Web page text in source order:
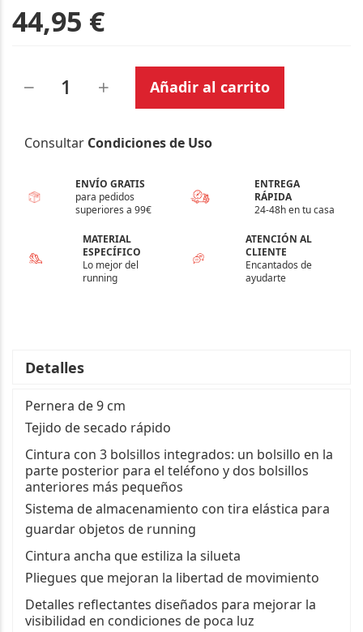
44,95 €
Añadir al carrito
Consultar Condiciones de Uso
ENVÍO GRATIS
para pedidos
superiores a 99€
ENTREGA
RÁPIDA
24-48h en tu casa
MATERIAL
ESPECÍFICO
Lo mejor del
running
ATENCIÓN AL
CLIENTE
Encantados de
ayudarte
Detalles
Pernera de 9 cm
Tejido de secado rápido
Cintura con 3 bolsillos integrados: un bolsillo en la
parte posterior para el teléfono y dos bolsillos
anteriores más pequeños
Sistema de almacenamiento con tira elástica para
guardar objetos de running
Cintura ancha que estiliza la silueta
Pliegues que mejoran la libertad de movimiento
Detalles reflectantes diseñados para mejorar la
visibilidad en condiciones de poca luz